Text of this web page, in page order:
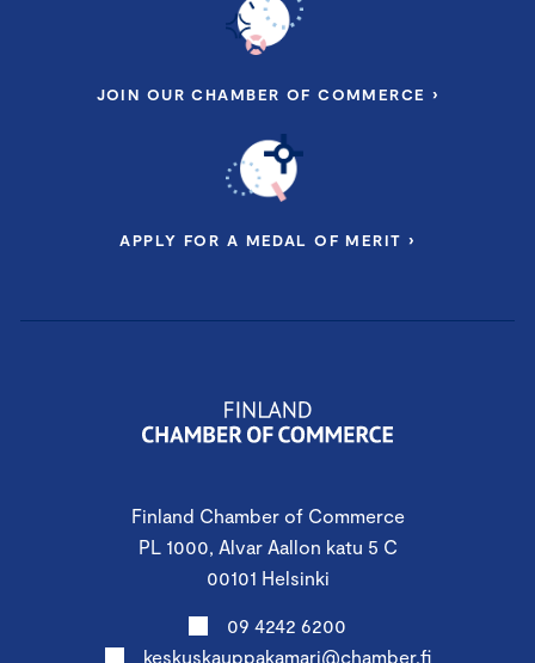
Finland Chamber of Commerce
PL 1000, Alvar Aallon katu 5 C
00101 Helsinki
09 4242 6200
keskuskauppakamari@chamber.fi
JOIN OUR CHAMBER OF COMMERCE ›
APPLY FOR A MEDAL OF MERIT ›